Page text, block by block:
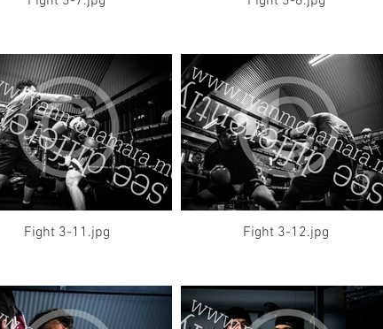
Fight 3-11.jpg Fight 3-12.jpg